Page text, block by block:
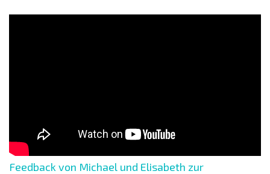
Feedback von Michael und Elisabeth zur